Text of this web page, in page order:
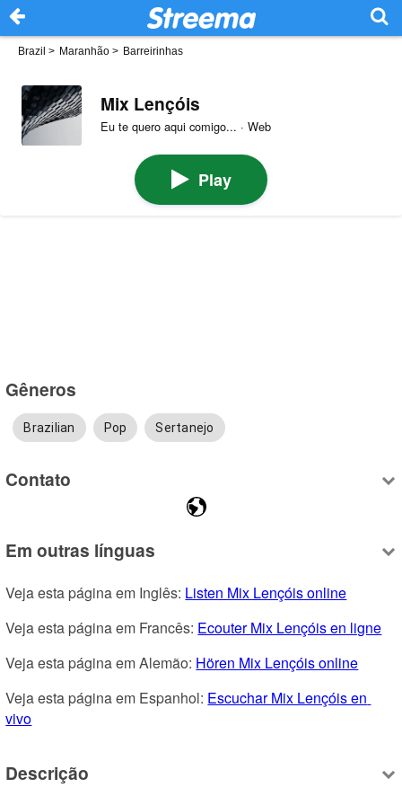
Brazil > Maranhão > Barreirinhas
Mix Lençóis
Eu te quero aqui comigo... · Web
Play
Gêneros
Brazilian Pop Sertanejo
Contato
Em outras línguas
Veja esta página em Inglês: Listen Mix Lençóis online
Veja esta página em Francês: Ecouter Mix Lençóis en ligne
Veja esta página em Alemão: Hören Mix Lençóis online
Veja esta página em Espanhol: Escuchar Mix Lençóis en
vivo
Descrição